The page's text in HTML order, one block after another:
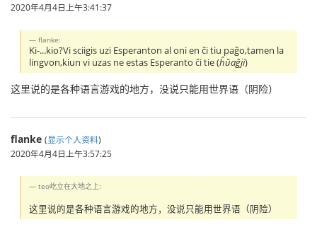
2020年4月4日上午3:41:37
flanke:
Ki-...kio?Vi sciigis uzi Esperanton al oni en ĉi tiu paĝo,tamen la
lingvon,kiun vi uzas ne estas Esperanto ĉi tie (ĥŭaĝji)
这里说的是各种语言游戏的地方，没说只能用世界语（阴险）
flanke (显示个人资料)
2020年4月4日上午3:57:25
teo屹立在大地之上:
这里说的是各种语言游戏的地方，没说只能用世界语（阴险）